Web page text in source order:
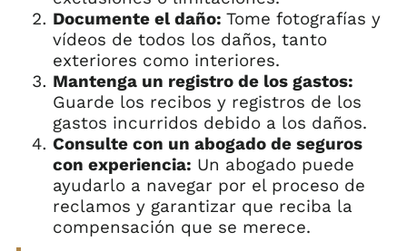
Documente el daño: Tome fotografías y
vídeos de todos los daños, tanto
exteriores como interiores.
Mantenga un registro de los gastos:
Guarde los recibos y registros de los
gastos incurridos debido a los daños.
Consulte con un abogado de seguros
con experiencia: Un abogado puede
ayudarlo a navegar por el proceso de
reclamos y garantizar que reciba la
compensación que se merece.